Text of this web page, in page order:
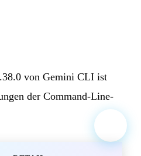
von Gemini CLI ist
der Command-Line-